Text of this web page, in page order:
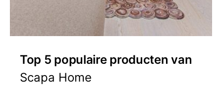
Top 5 populaire producten van
Scapa Home